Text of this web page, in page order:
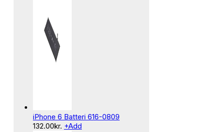
iPhone 6 Batteri 616-0809
132.00kr. +Add